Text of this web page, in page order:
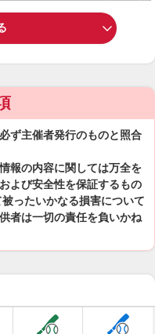
ず主催者発行のものと照合
報の内容に関しては万全を
よび安全性を保証するもの
ったいかなる損害について
者は一切の責任を負いかね